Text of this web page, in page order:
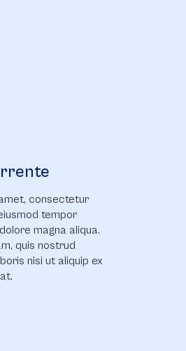
consectetur
tempor
magna aliqua.
quis nostrud
nisi ut aliquip ex